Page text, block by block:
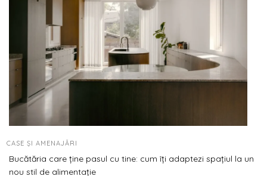
CASE ȘI AMENAJĂRI
Bucătăria care ține pasul cu tine: cum îți adaptezi spațiul la un
nou stil de alimentație